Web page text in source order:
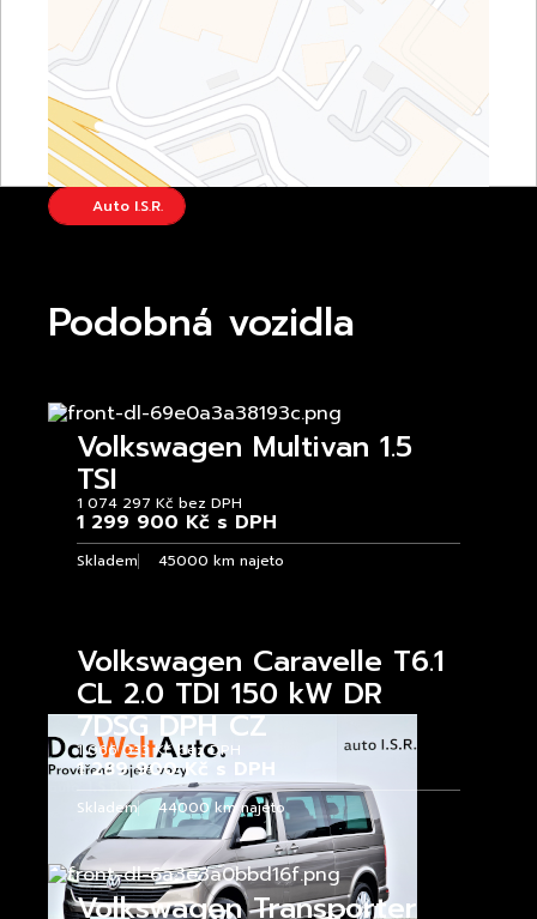
Auto I.S.R.
Podobná vozidla
Volkswagen Multivan 1.5
TSI
1 074 297 Kč bez DPH
1 299 900 Kč s DPH
Skladem 45000 km najeto
Volkswagen Caravelle T6.1
CL 2.0 TDI 150 kW DR
7DSG DPH CZ
1 066 033 Kč bez DPH
1 289 900 Kč s DPH
Skladem 44000 km najeto
Volkswagen Transporter